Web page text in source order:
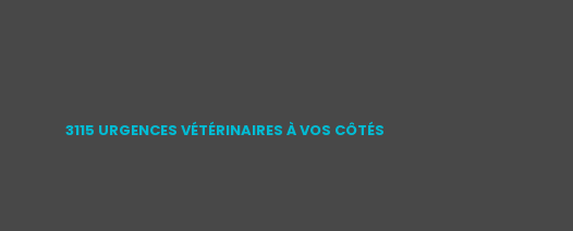
3115 URGENCES VÉTÉRINAIRES À VOS CÔTÉS